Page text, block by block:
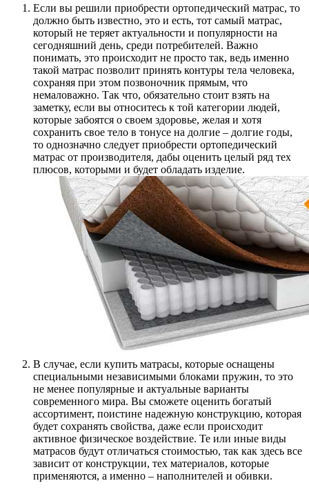
Если вы решили приобрести ортопедический матрас, то
должно быть известно, это и есть, тот самый матрас,
который не теряет актуальности и популярности на
сегодняшний день, среди потребителей. Важно
понимать, это происходит не просто так, ведь именно
такой матрас позволит принять контуры тела человека,
сохраняя при этом позвоночник прямым, что
немаловажно. Так что, обязательно стоит взять на
заметку, если вы относитесь к той категории людей,
которые забоятся о своем здоровье, желая и хотя
сохранить свое тело в тонусе на долгие – долгие годы,
то однозначно следует приобрести ортопедический
матрас от производителя, дабы оценить целый ряд тех
плюсов, которыми и будет обладать изделие.
В случае, если купить матрасы, которые оснащены
специальными независимыми блоками пружин, то это
не менее популярные и актуальные варианты
современного мира. Вы сможете оценить богатый
ассортимент, поистине надежную конструкцию, которая
будет сохранять свойства, даже если происходит
активное физическое воздействие. Те или иные виды
матрасов будут отличаться стоимостью, так как здесь все
зависит от конструкции, тех материалов, которые
применяются, а именно – наполнителей и обивки.